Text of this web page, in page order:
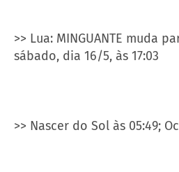
>> Lua: MINGUANTE muda
sábado, dia 16/5, às 17:03
>> Nascer do Sol às 05:49;